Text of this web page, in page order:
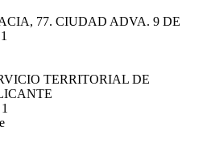
77. CIUDAD ADVA. 9 DE
TERRITORIAL DE